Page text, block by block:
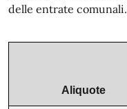
delle entrate comunali.
Aliquote